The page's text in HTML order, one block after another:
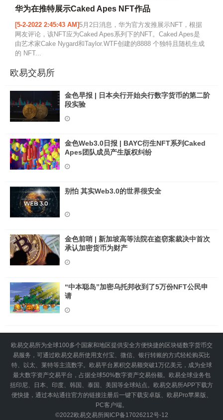
华为在推特展示Caked Apes NFT作品
[5-2-2022 2:45:43 AM]5月2日消息，华为官方发推展示NFT，根据
网友评论，该NFT应为Caked Apes系列下的NFT。Caked Apes是
由艺术家Cake Nygard和Taylor.WTF创建的8888 个独特且随机生成
的 NFT...
欧易交易所
金色早报 | 日本央行开始央行数字货币的第二阶
段实验
金色Web3.0日报 | BAYC衍生NFT系列Caked
Apes团队成员产生版权纠纷
别怕 其实Web3.0的世界很安全
金色前哨 | 新加坡高等法院在盗窃案裁决中首次
承认加密货币为财产
“中本聪岛”加密乌托邦收到了5万份NFT公民申
请
欧易交易所为全球100多个国家和地区提供安全方便快捷的区块链数字货币交
易服务，可通过欧易交易所使用支付宝、微信、银行转账的方式轻松购买比
特、以太、莱特等主流数字。欧易平台累积交易额突破1万亿美元，成为全球
最大数字资产交易平台，占据全球50%数字资产交易份额。欧易全球业务包
括印尼、日本、印度、韩国、泰国、美国等全球站点。欧易交易所APP下载方
便快捷，通过本站通往官方的链接注册后一键下载安卓版、欧易Pro苹果版、
PC客户端。
©2022欧易交易所闽ICP备17026212号-12